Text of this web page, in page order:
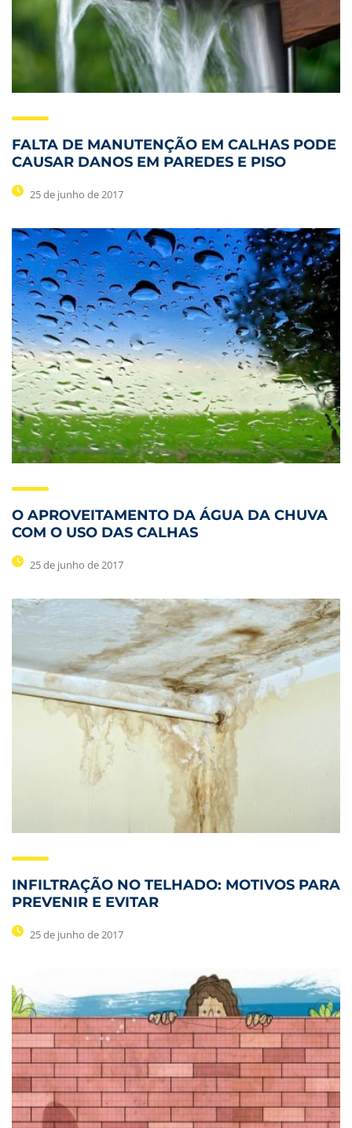
FALTA DE MANUTENÇÃO EM CALHAS PODE
CAUSAR DANOS EM PAREDES E PISO
25 de junho de 2017
O APROVEITAMENTO DA ÁGUA DA CHUVA
COM O USO DAS CALHAS
25 de junho de 2017
INFILTRAÇÃO NO TELHADO: MOTIVOS PARA
PREVENIR E EVITAR
25 de junho de 2017